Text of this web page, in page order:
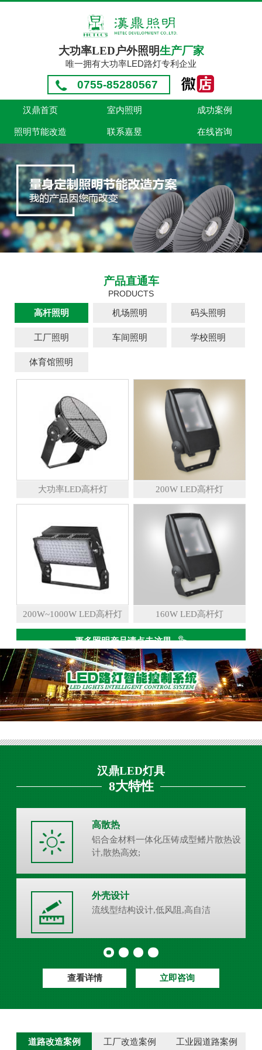
大功率LED户外照明生产厂家
唯一拥有大功率LED路灯专利企业
0755-85280567
汉鼎首页 室内照明 成功案例
照明节能改造 联系嘉昱 在线咨询
产品直通车
PRODUCTS
高杆照明 机场照明 码头照明
工厂照明 车间照明 学校照明
体育馆照明
大功率LED高杆灯 200W LED高杆灯
200W~1000W LED高杆灯 160W LED高杆灯
更多照明产品请点击这里
汉鼎LED灯具
8大特性
高散热
铝合金材料一体化压铸成型鳍片散热设
计,散热高效;
外壳设计
流线型结构设计,低风阻,高自洁
查看详情 立即咨询
道路改造案例 工厂改造案例 工业园道路案例